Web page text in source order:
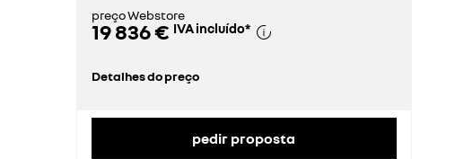
preço Webstore
19 836 € IVA incluído*
Detalhes do preço
Taxa de IVA
23%
preço de catálogo com impostos
pedir proposta